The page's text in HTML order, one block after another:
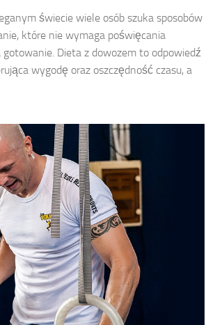
świecie wiele osób szuka sposobów
które nie wymaga poświęcania
Dieta z dowozem to odpowiedź
wygodę oraz oszczędność czasu, a